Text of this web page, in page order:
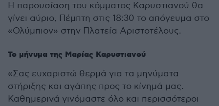
Η παρουσίαση του κόμματος Καρυστιανού θα
γίνει αύριο, Πέμπτη στις 18:30 το απόγευμα στο
«Ολύμπιον» στην Πλατεία Αριστοτέλους.
Το μήνυμα της Μαρίας Καρυστιανού
«Σας ευχαριστώ θερμά για τα μηνύματα
στήριξης και αγάπης προς το κίνημά μας.
Καθημερινά γινόμαστε όλο και περισσότεροι